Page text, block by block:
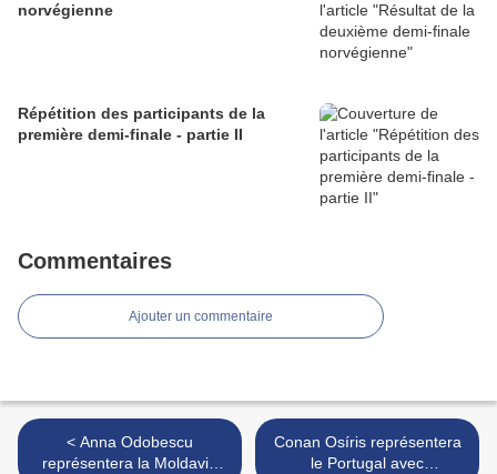
norvégienne
Répétition des participants de la
première demi-finale - partie II
Commentaires
Ajouter un commentaire
< Anna Odobescu
représentera la Moldavie
Conan Osíris représentera
le Portugal avec